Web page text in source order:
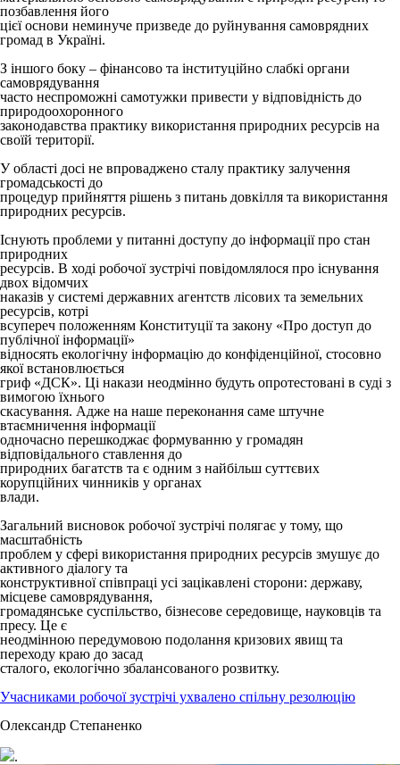
позбавлення його
цієї основи неминуче призведе до руйнування самоврядних
громад в Україні.
З іншого боку – фінансово та інституційно слабкі органи
самоврядування
часто неспроможні самотужки привести у відповідність до
природоохоронного
законодавства практику використання природних ресурсів на
своїй території.
У області досі не впроваджено сталу практику залучення
громадськості до
процедур прийняття рішень з питань довкілля та використання
природних ресурсів.
Існують проблеми у питанні доступу до інформації про стан
природних
ресурсів. В ході робочої зустрічі повідомлялося про існування
двох відомчих
наказів у системі державних агентств лісових та земельних
ресурсів, котрі
всупереч положенням Конституції та закону «Про доступ до
публічної інформації»
відносять екологічну інформацію до конфіденційної, стосовно
якої встановлюється
гриф «ДСК». Ці накази неодмінно будуть опротестовані в суді з
вимогою їхнього
скасування. Адже на наше переконання саме штучне
втаємничення інформації
одночасно перешкоджає формуванню у громадян
відповідального ставлення до
природних багатств та є одним з найбільш суттєвих
корупційних чинників у органах
влади.
Загальний висновок робочої зустрічі полягає у тому, що
масштабність
проблем у сфері використання природних ресурсів змушує до
активного діалогу та
конструктивної співпраці усі зацікавлені сторони: державу,
місцеве самоврядування,
громадянське суспільство, бізнесове середовище, науковців та
пресу. Це є
неодмінною передумовою подолання кризових явищ та
переходу краю до засад
сталого, екологічно збалансованого розвитку.
Учасниками робочої зустрічі ухвалено спільну резолюцію
Олександр Степаненко
.